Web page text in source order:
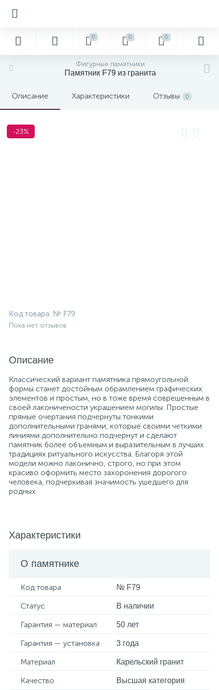
0 0 0
Фигурные памятники
Памятник F79 из гранита
Описание Характеристики Отзывы 0
-23%
Код товара: № F79
Пока нет отзывов
Описание
Классический вариант памятника прямоугольной
формы станет достойным обрамлением графических
элементов и простым, но в тоже время соврешенным в
своей лаконичености украшением могилы. Простые
прямые очертания подчернуты тонкими
дополнительными гранями, которые своими четкими
линиями дополнительно подчернут и сделают
памятник более объемным и выразительным в лучших
традициях ритуального искусства. Благоря этой
модели можно лаконично, строго, но при этом
красиво оформить место захоронения дорогого
человека, подчеркивая значимость ушедшего для
родных.
Характеристики
О памятнике
Код товара № F79
Статус В наличии
Гарантия — материал 50 лет
Гарантия — установка 3 года
Материал Карельский гранит
Качество Высшая категория